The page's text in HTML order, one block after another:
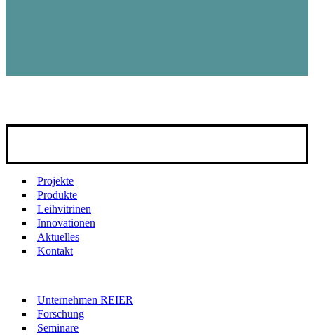
Projekte
Produkte
Leihvitrinen
Innovationen
Aktuelles
Kontakt
Unternehmen REIER
Forschung
Seminare